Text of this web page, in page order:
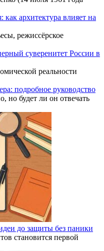
как архитектура влияет на
режиссёрское
суверенитет России в
реальности
подробное руководство
но будет ли он отвечать
до защиты без паники
становится первой